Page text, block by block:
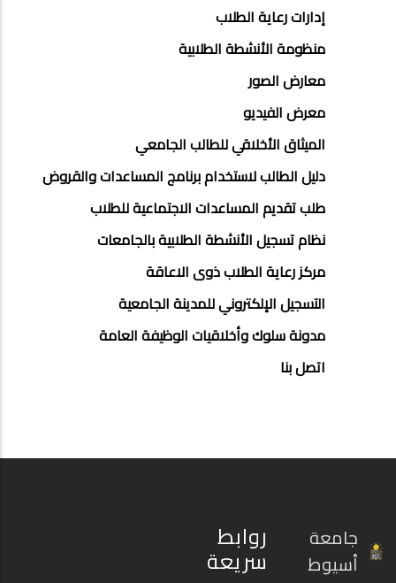
إدارات رعاية الطلاب
منظومة الأنشطة الطلابية
معارض الصور
معرض الفيديو
الميثاق الأخلاقي للطالب الجامعي
دلیل الطالب لاستخدام برنامج المساعدات والقروض
طلب تقديم المساعدات الاجتماعية للطلاب
نظام تسجيل الأنشطة الطلابية بالجامعات
مركز رعاية الطلاب ذوى الاعاقة
التسجيل الإلكتروني للمدينة الجامعية
مدونة سلوك وأخلاقيات الوظيفة العامة
اتصل بنا
جامعة
أسيوط
روابط
سريعة